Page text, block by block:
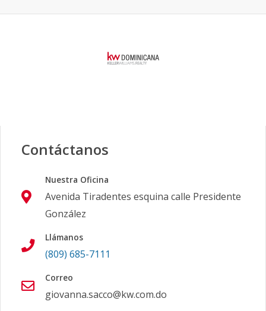
Contáctanos
Nuestra Oficina
Avenida Tiradentes esquina calle Presidente
González
Llámanos
(809) 685-7111
Correo
giovanna.sacco@kw.com.do